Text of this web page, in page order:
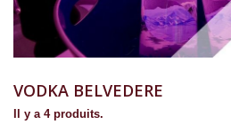
VODKA BELVEDERE
Il y a 4 produits.